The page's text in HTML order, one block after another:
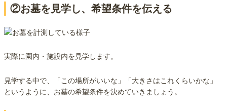
②お墓を見学し、希望条件を伝える
実際に園内・施設内を見学します。
見学する中で、「この場所がいいな」「大きさはこれくらいかな」
というように、お墓の希望条件を決めていきましょう。